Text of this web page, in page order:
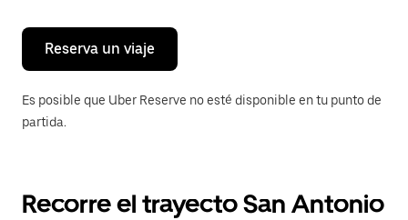
Reserva un viaje
Es posible que Uber Reserve no esté disponible en tu punto de
partida.
Recorre el trayecto San Antonio